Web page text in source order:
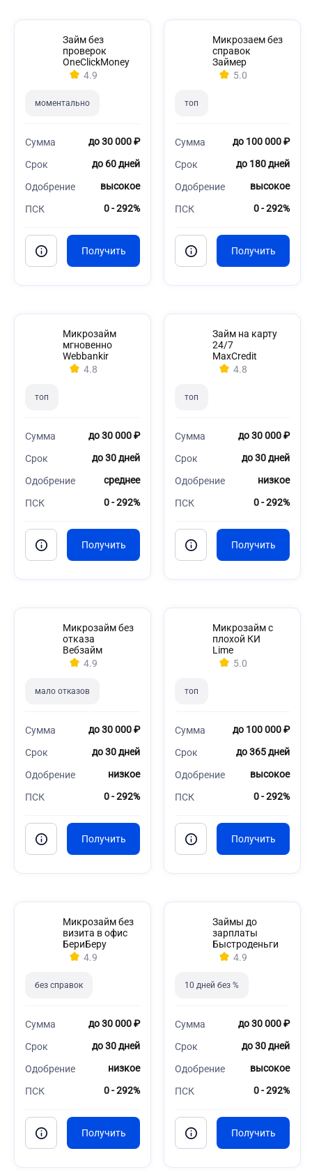
Займ без
проверок
OneClickMoney
4.9
моментально
Сумма до 30 000 ₽
Срок до 60 дней
Одобрение высокое
ПСК 0 - 292%
Микрозаем без
справок
Займер
5.0
топ
Сумма до 100 000 ₽
Срок до 180 дней
Одобрение высокое
ПСК 0 - 292%
Микрозайм
мгновенно
Webbankir
4.8
топ
Сумма до 30 000 ₽
Срок до 30 дней
Одобрение среднее
ПСК 0 - 292%
Займ на карту
24/7
MaxCredit
4.8
топ
Сумма до 30 000 ₽
Срок до 30 дней
Одобрение низкое
ПСК 0 - 292%
Микрозайм без
отказа
Вебзайм
4.9
мало отказов
Сумма до 30 000 ₽
Срок до 30 дней
Одобрение низкое
ПСК 0 - 292%
Микрозайм с
плохой КИ
Lime
5.0
топ
Сумма до 100 000 ₽
Срок до 365 дней
Одобрение высокое
ПСК 0 - 292%
Микрозайм без
визита в офис
БериБеру
4.9
без справок
Сумма до 30 000 ₽
Срок до 30 дней
Одобрение низкое
ПСК 0 - 292%
Займы до
зарплаты
Быстроденьги
4.9
10 дней без %
Сумма до 30 000 ₽
Срок до 30 дней
Одобрение высокое
ПСК 0 - 292%